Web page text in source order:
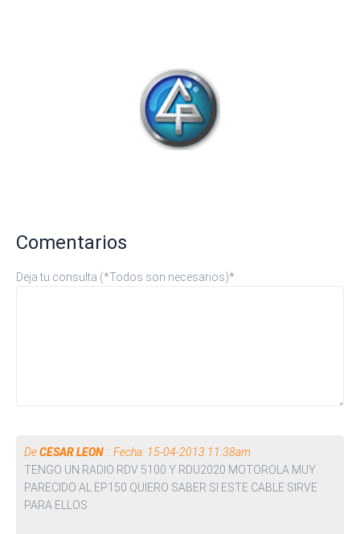
Comentarios
Deja tu consulta (*Todos son necesarios)*
DeCESAR LEON :: Fecha: 15-04-2013 11:38am
TENGO UN RADIO RDV 5100 Y RDU2020 MOTOROLA MUY
PARECIDO AL EP150 QUIERO SABER SI ESTE CABLE SIRVE
PARA ELLOS